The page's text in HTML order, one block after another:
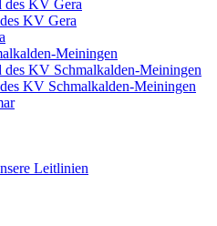
des KV Gera
KV Gera
Meiningen
des KV Schmalkalden-Meiningen
KV Schmalkalden-Meiningen
Leitlinien